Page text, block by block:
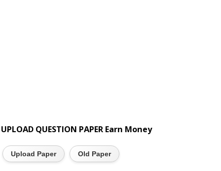
UPLOAD QUESTION PAPER Earn Money
Upload Paper Old Paper